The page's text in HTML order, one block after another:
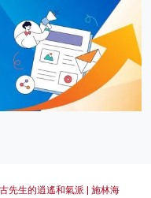
先生的逍遙和氣派 | 施林海